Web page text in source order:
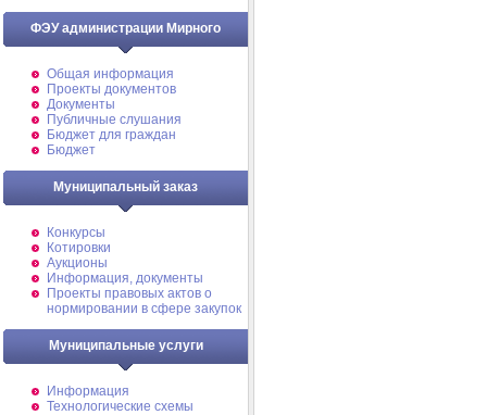
ФЭУ администрации Мирного
Общая информация
Проекты документов
Документы
Публичные слушания
Бюджет для граждан
Бюджет
Муниципальный заказ
Конкурсы
Котировки
Аукционы
Информация, документы
Проекты правовых актов о
нормировании в сфере закупок
Муниципальные услуги
Информация
Технологические схемы